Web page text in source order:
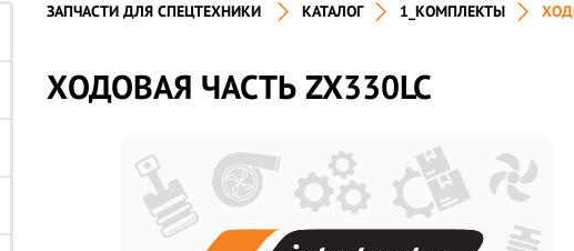
ЗАПЧАСТИ ДЛЯ СПЕЦТЕХНИКИ КАТАЛОГ 1_КОМПЛЕКТЫ
ХОДОВАЯ ЧАСТЬ ZX330LC